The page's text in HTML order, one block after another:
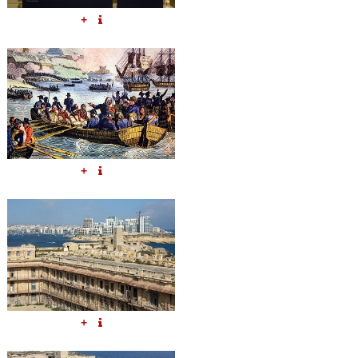
+
+
+